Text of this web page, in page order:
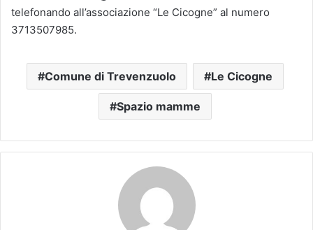
telefonando all’associazione “Le Cicogne” al numero
3713507985.
Comune di Trevenzuolo Le Cicogne
Spazio mamme